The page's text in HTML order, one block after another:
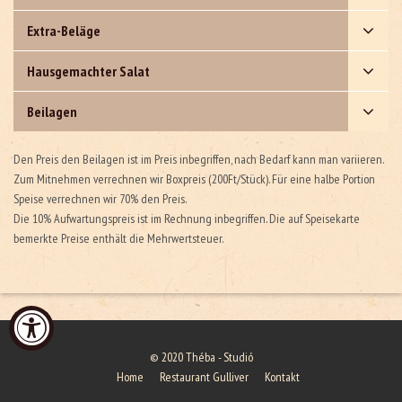
Extra-Beläge
Hausgemachter Salat
Beilagen
Den Preis den Beilagen ist im Preis inbegriffen, nach Bedarf kann man variieren.
Zum Mitnehmen verrechnen wir Boxpreis (200Ft/Stück). Für eine halbe Portion
Speise verrechnen wir 70% den Preis.
Die 10% Aufwartungspreis ist im Rechnung inbegriffen. Die auf Speisekarte
bemerkte Preise enthält die Mehrwertsteuer.
© 2020Théba - Studió
Home
Restaurant Gulliver Kontakt